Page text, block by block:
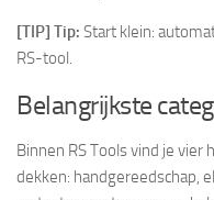
[TIP] Tip: Start klein:
RS-tool.
Belangrijkste
Binnen RS Tools vind je
dekken: handgereedschap,